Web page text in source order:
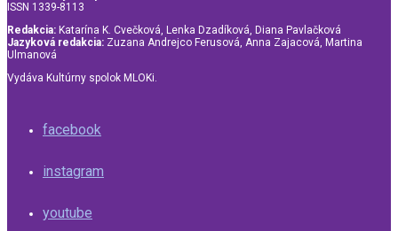
ISSN 1339-8113
Redakcia: Katarína K. Cvečková, Lenka Dzadíková, Diana Pavlačková
Jazyková redakcia: Zuzana Andrejco Ferusová, Anna Zajacová, Martina
Ulmanová
Vydáva Kultúrny spolok MLOKi.
facebook
instagram
youtube